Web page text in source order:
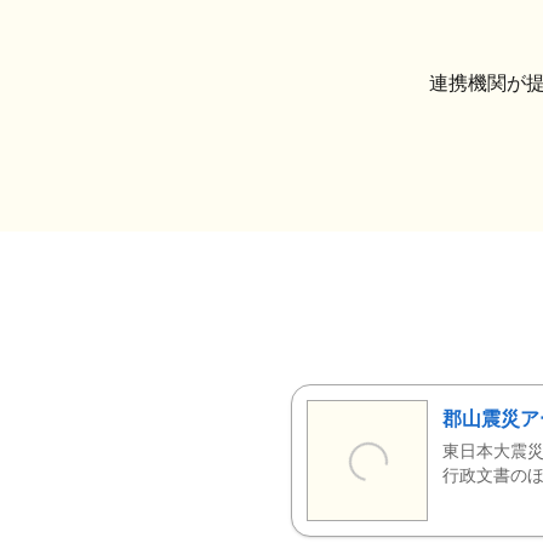
連携機関が
郡山震災
東日本大震
行政文書の